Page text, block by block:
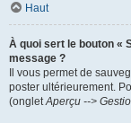
Haut
À quoi sert le bouton «
message ?
Il vous permet de
poster ultérieurement.
(ongletAperçu -->